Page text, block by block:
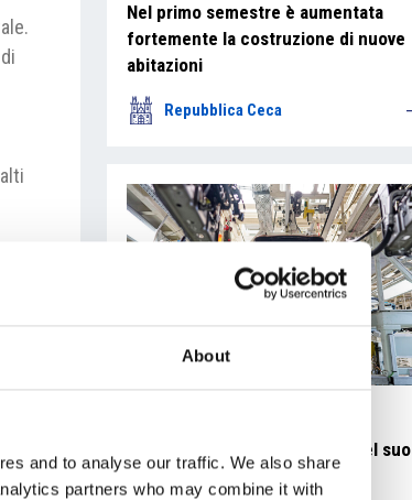
About
and to analyse our traffic. We also share
partners who may combine it with
Nel primo semestre è aumentata
fortemente la costruzione di nuove
abitazioni
Repubblica Ceca
La Škoda avvia la produzione del suo
SUV Peaq